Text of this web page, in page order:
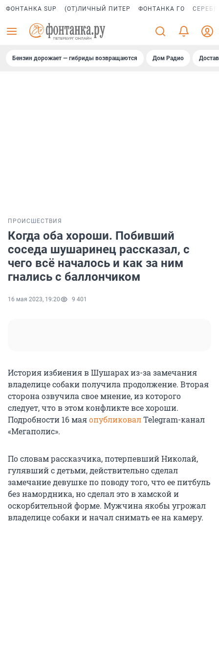
ФОНТАНКА SUP (ОТ)ЛИЧНЫЙ ПИТЕР ФОНТАНКА ГО
Бензин дорожает — гибриды возвращаются Дом Радио
ПРОИСШЕСТВИЯ
Когда оба хороши. Побивший
соседа шушаринец рассказал, с
чего всё началось и как за ним
гнались с баллончиком
16 мая 2023, 19:20 9 401
История избиения в Шушарах из-за замечания
владелице собаки получила продолжение. Вторая
сторона озвучила свое мнение, из которого
следует, что в этом конфликте все хороши.
Подробности 16 маяопубликовалTelegram-канал
«Мегаполис».
По словам рассказчика, потерпевший Николай,
гулявший с детьми, действительно сделал
замечание девушке по поводу того, что ее питбуль
без намордника, но сделал это в хамской и
оскорбительной форме. Мужчина якобы угрожал
владелице собаки и начал снимать ее на камеру.